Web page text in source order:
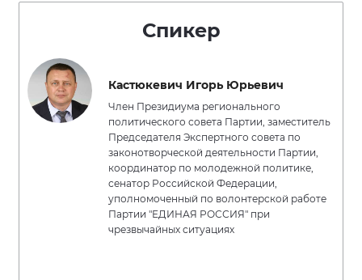
Спикер
Кастюкевич Игорь Юрьевич
Член Президиума регионального
политического совета Партии, заместитель
Председателя Экспертного совета по
законотворческой деятельности Партии,
координатор по молодежной политике,
сенатор Российской Федерации,
уполномоченный по волонтерской работе
Партии "ЕДИНАЯ РОССИЯ" при
чрезвычайных ситуациях